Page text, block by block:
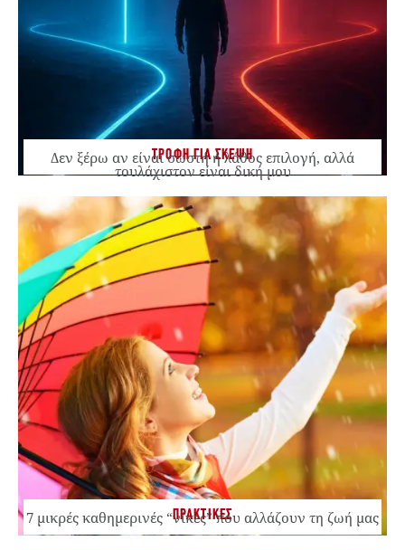
ΤΡΟΦΗ ΓΙΑ ΣΚΕΨΗ
Δεν ξέρω αν είναι σωστή ή λάθος επιλογή, αλλά
τουλάχιστον είναι δική μου
ΠΡΑΚΤΙΚΕΣ
7 μικρές καθημερινές “νίκες” που αλλάζουν τη ζωή μας